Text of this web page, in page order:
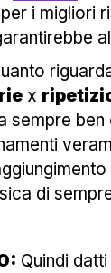
per i migliori
x
sempre ben
di
Quindi